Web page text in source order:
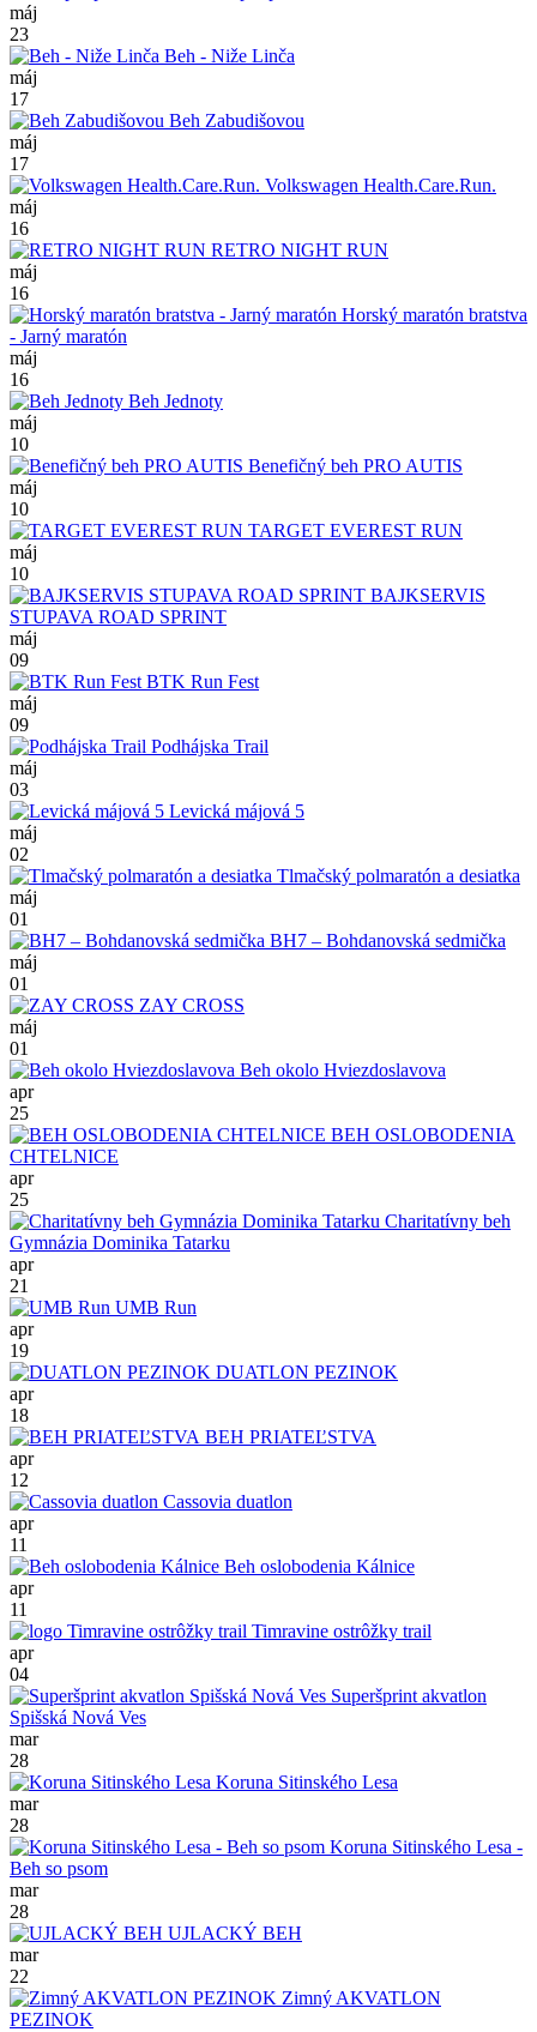
máj
23
Beh - Niže Linča
máj
17
Beh Zabudišovou
máj
17
Volkswagen Health.Care.Run.
máj
16
RETRO NIGHT RUN
máj
16
Horský maratón bratstva
- Jarný maratón
máj
16
Beh Jednoty
máj
10
Benefičný beh PRO AUTIS
máj
10
TARGET EVEREST RUN
máj
10
BAJKSERVIS
STUPAVA ROAD SPRINT
máj
09
BTK Run Fest
máj
09
Podhájska Trail
máj
03
Levická májová 5
máj
02
Tlmačský polmaratón a desiatka
máj
01
BH7 – Bohdanovská sedmička
máj
01
ZAY CROSS
máj
01
Beh okolo Hviezdoslavova
apr
25
BEH OSLOBODENIA
CHTELNICE
apr
25
Charitatívny beh
Gymnázia Dominika Tatarku
apr
21
UMB Run
apr
19
DUATLON PEZINOK
apr
18
BEH PRIATEĽSTVA
apr
12
Cassovia duatlon
apr
11
Beh oslobodenia Kálnice
apr
11
Timravine ostrôžky trail
apr
04
Superšprint akvatlon
Spišská Nová Ves
mar
28
Koruna Sitinského Lesa
mar
28
Koruna Sitinského Lesa -
Beh so psom
mar
28
UJLACKÝ BEH
mar
22
Zimný AKVATLON
PEZINOK